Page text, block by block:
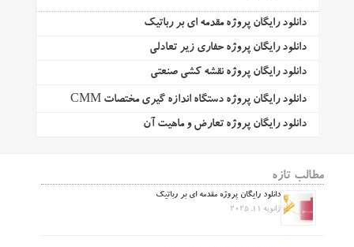
دانلود رایگان پروژه مقدمه ای بر رباتیک
دانلود رایگان پروژه حفاری زیر تعادلی
دانلود رایگان پروژه نقشه کشی صنعتی
دانلود رایگان پروژه دستگاه اندازه گیری مختصات CMM
دانلود رایگان پروژه تعارض و ماهیت آن
مطالب تازه
دانلود رایگان پروژه مقدمه ای بر رباتیک
ژانویه 11, 2025